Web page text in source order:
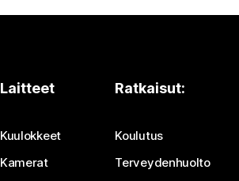
Laitteet
Kuulokkeet
Kamerat
Ratkaisut:
Koulutus
Terveydenhuolto